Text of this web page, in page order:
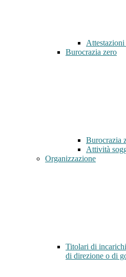
Burocrazia zero
Burocrazia
Attività
Organizzazione
Titolari di
di direzione o di